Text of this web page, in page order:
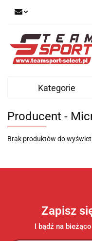
Kategorie
Producent -
Brak produktów do
Zapisz
I bądź na